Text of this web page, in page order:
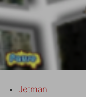
Jetman